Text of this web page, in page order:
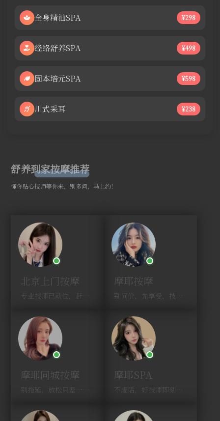
全身精油SPA ¥298
经络舒养SPA ¥498
固本培元SPA ¥598
川式采耳 ¥238
舒养到家按摩推荐
懂你贴心技师等你来，别多问，马上约！
北京上门按摩
专业技师已就位，赶紧下单！
摩耶按摩
别问价，先享受，技师马上到！
摩耶同城按摩
别拖延，放松只差一次点击！
摩耶SPA
不废话，好技师即刻上门，约！